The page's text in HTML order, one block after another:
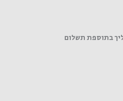
בתוספת תשלום